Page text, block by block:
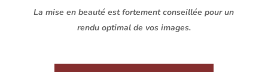
La mise en beauté est fortement conseillée pour un
rendu optimal de vos images.